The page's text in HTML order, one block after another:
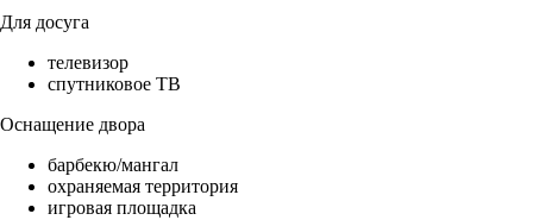
Для досуга
телевизор
спутниковое ТВ
Оснащение двора
барбекю/мангал
охраняемая территория
игровая площадка